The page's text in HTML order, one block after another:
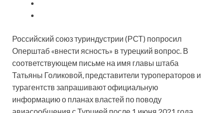
Российский союз туриндустрии (РСТ) попросил
Оперштаб «внести ясность» в турецкий вопрос. В
соответствующем письме на имя главы штаба
Татьяны Голиковой, представители туроператоров и
турагентств запрашивают официальную
информацию о планах властей по поводу
авиасообщения с Турцией после 1 июня 2021 года.